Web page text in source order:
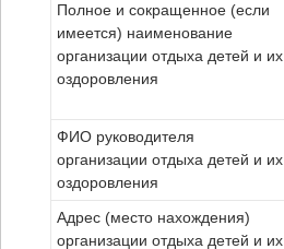
Полное и сокращенное (если
имеется) наименование
организации отдыха детей и их
оздоровления
ФИО руководителя
организации отдыха детей и их
оздоровления
Адрес (место нахождения)
организации отдыха детей и их